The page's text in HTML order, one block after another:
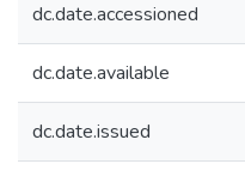
dc.date.accessioned
dc.date.available
dc.date.issued